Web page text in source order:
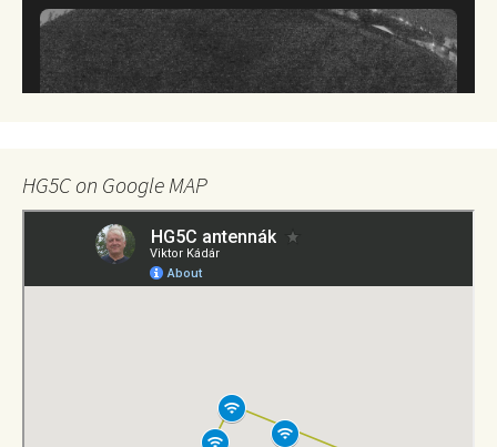
HG5C on Google MAP